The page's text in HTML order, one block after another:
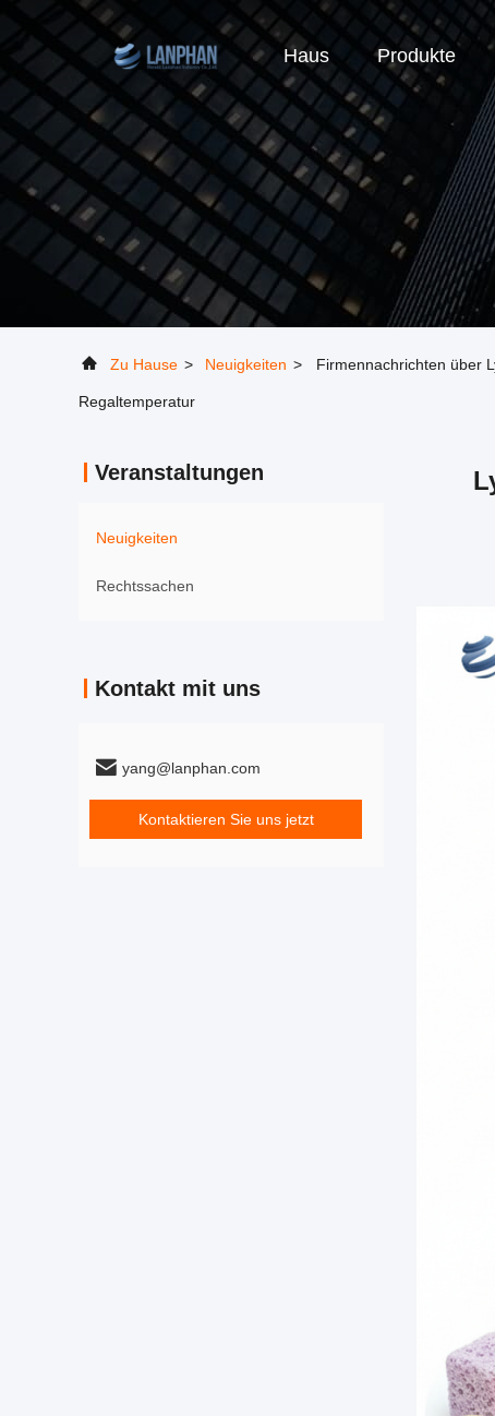
Haus Produkte
Zu Hause > Neuigkeiten > Firmennachrichten über
Regaltemperatur
Veranstaltungen
Neuigkeiten
Rechtssachen
Kontakt mit uns
yang@lanphan.com
Kontaktieren Sie uns jetzt